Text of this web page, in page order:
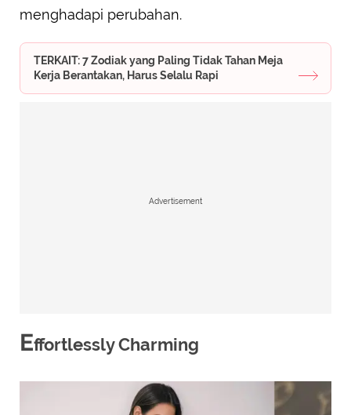
menghadapi perubahan.
TERKAIT: 7 Zodiak yang Paling Tidak Tahan Meja
Kerja Berantakan, Harus Selalu Rapi
Advertisement
Effortlessly Charming